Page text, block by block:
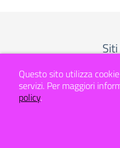
Questo sito utilizza
servizi. Per maggiori
policy.